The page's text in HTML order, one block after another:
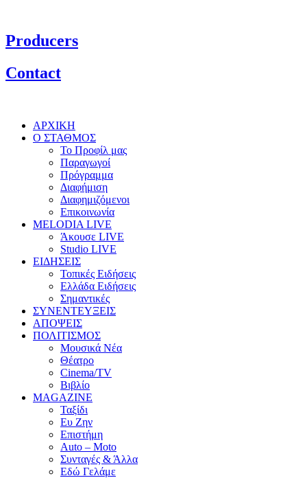
Producers
Contact
ΑΡΧΙΚΗ
Ο ΣΤΑΘΜΟΣ
Το Προφίλ μας
Παραγωγοί
Πρόγραμμα
Διαφήμιση
Διαφημιζόμενοι
Επικοινωνία
MELODIA LIVE
Άκουσε LIVE
Studio LIVE
ΕΙΔΗΣΕΙΣ
Τοπικές Ειδήσεις
Ελλάδα Ειδήσεις
Σημαντικές
ΣΥΝΕΝΤΕΥΞΕΙΣ
ΑΠΟΨΕΙΣ
ΠΟΛΙΤΙΣΜΟΣ
Μουσικά Νέα
Θέατρο
Cinema/TV
Βιβλίο
MAGAZINE
Ταξίδι
Ευ Ζην
Επιστήμη
Auto – Moto
Συνταγές & Άλλα
Εδώ Γελάμε